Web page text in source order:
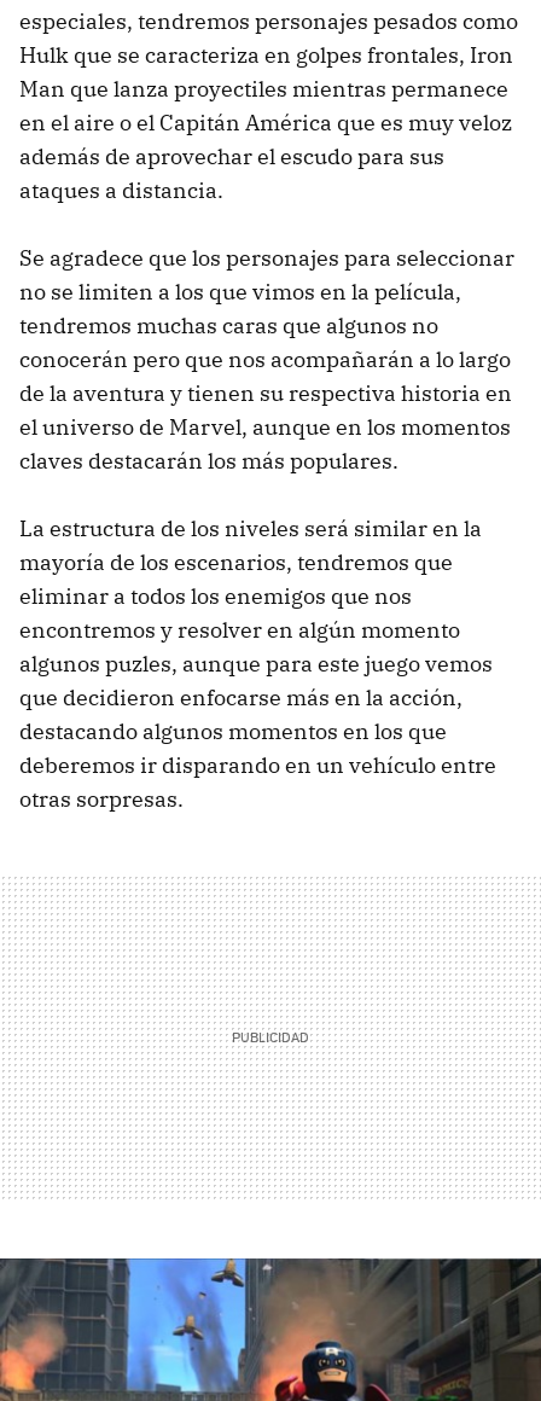
especiales, tendremos personajes pesados como
Hulk que se caracteriza en golpes frontales, Iron
Man que lanza proyectiles mientras permanece
en el aire o el Capitán América que es muy veloz
además de aprovechar el escudo para sus
ataques a distancia.
Se agradece que los personajes para seleccionar
no se limiten a los que vimos en la película,
tendremos muchas caras que algunos no
conocerán pero que nos acompañarán a lo largo
de la aventura y tienen su respectiva historia en
el universo de Marvel, aunque en los momentos
claves destacarán los más populares.
La estructura de los niveles será similar en la
mayoría de los escenarios, tendremos que
eliminar a todos los enemigos que nos
encontremos y resolver en algún momento
algunos puzles, aunque para este juego vemos
que decidieron enfocarse más en la acción,
destacando algunos momentos en los que
deberemos ir disparando en un vehículo entre
otras sorpresas.